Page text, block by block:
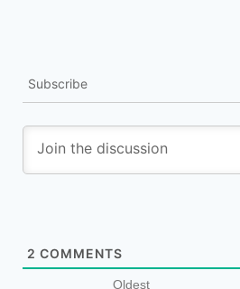
Subscribe
2 COMMENTS
Oldest